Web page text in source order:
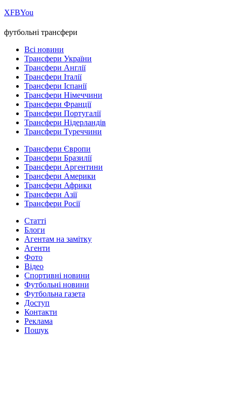
ХFBYou
футбольні трансфери
Всі новини
Трансфери України
Трансфери Англії
Трансфери Італії
Трансфери Іспанії
Трансфери Німеччини
Трансфери Франції
Трансфери Португалії
Трансфери Нідерландів
Трансфери Туреччини
Трансфери Європи
Трансфери Бразилії
Трансфери Аргентини
Трансфери Америки
Трансфери Африки
Трансфери Азії
Трансфери Росії
Статті
Блоги
Агентам на замітку
Агенти
Фото
Відео
Спортивні новини
Футбольні новини
Футбольна газета
Доступ
Контакти
Реклама
Пошук